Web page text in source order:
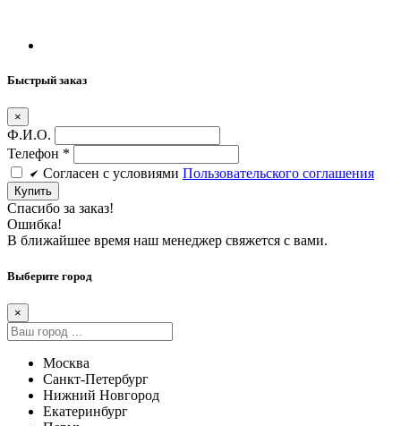
Быстрый заказ
×
Ф.И.О.
Телефон *
Cогласен c условиями Пользовательского соглашения
Купить
Спасибо за заказ!
Ошибка!
В ближайшее время наш менеджер свяжется с вами.
Выберите город
×
Москва
Санкт-Петербург
Нижний Новгород
Екатеринбург